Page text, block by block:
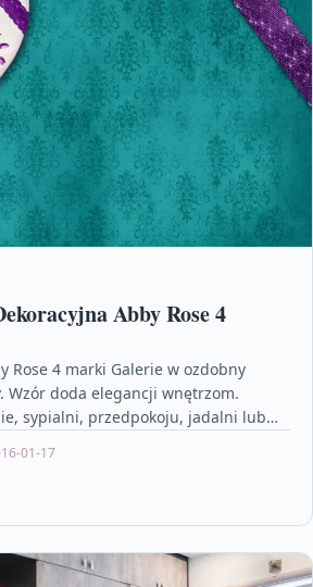
Abby Rose 4
Rose 4 marki Galerie w ozdobny
Wzór doda elegancji wnętrzom.
sypialni, przedpokoju, jadalni lub…
01-17